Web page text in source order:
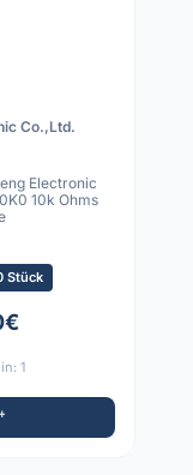
Co.,Ltd.
Electronic
10k Ohms
Stück
1